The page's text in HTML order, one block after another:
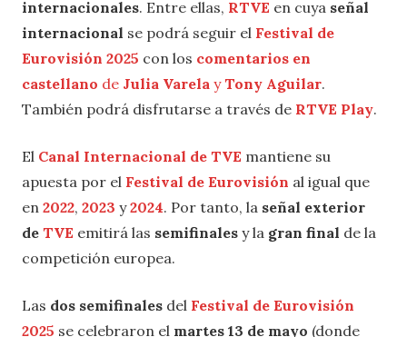
internacionales. Entre ellas, RTVE en cuya señal
internacional se podrá seguir el Festival de
Eurovisión 2025 con los comentarios en
castellano de Julia Varela y Tony Aguilar.
También podrá disfrutarse a través de RTVE Play.
El Canal Internacional de TVE mantiene su
apuesta por el Festival de Eurovisión al igual que
en 2022, 2023 y2024. Por tanto, la señal exterior
de TVE emitirá las semifinales y la gran final de la
competición europea.
Las dos semifinales del Festival de Eurovisión
2025 se celebraron el martes 13 de mayo (donde